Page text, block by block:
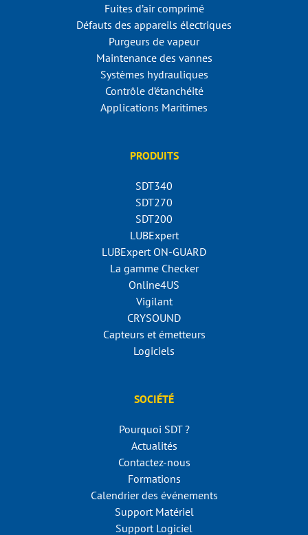
Fuites d’air comprimé
Défauts des appareils électriques
Purgeurs de vapeur
Maintenance des vannes
Systèmes hydrauliques
Contrôle d’étanchéité
Applications Maritimes
PRODUITS
SDT340
SDT270
SDT200
LUBExpert
LUBExpert ON-GUARD
La gamme Checker
Online4US
Vigilant
CRYSOUND
Capteurs et émetteurs
Logiciels
SOCIÉTÉ
Pourquoi SDT ?
Actualités
Contactez-nous
Formations
Calendrier des événements
Support Matériel
Support Logiciel